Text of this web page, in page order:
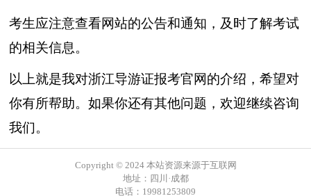
考生应注意查看网站的公告和通知，及时了解考试
的相关信息。
以上就是我对浙江导游证报考官网的介绍，希望对
你有所帮助。如果你还有其他问题，欢迎继续咨询
我们。
Copyright © 2024 本站资源来源于互联网
地址：四川·成都
电话：19981253809